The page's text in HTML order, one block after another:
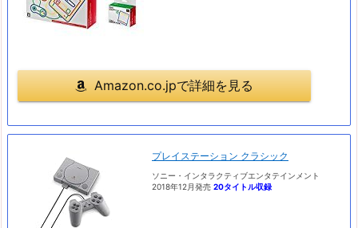
Amazon.co.jpで詳細を見る
プレイステーション クラシック
ソニー・インタラクティブエンタテインメント
2018年12月発売 20タイトル収録